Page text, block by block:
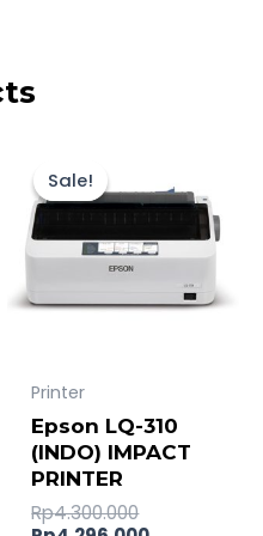
Sale!
Sale!
Printer
Epson LQ-310
(INDO) IMPACT
PRINTER
Rp4.300.000
was:
Rp4.300.000.
is: